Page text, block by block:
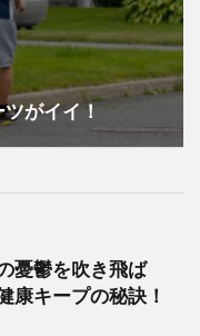
がイイ！
憂鬱を吹き飛ば
康キープの秘訣！